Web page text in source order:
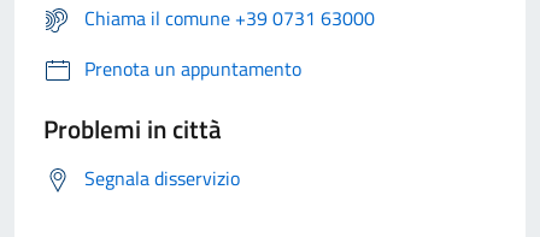
Chiama il comune +39 0731 63000
Prenota un appuntamento
Problemi in città
Segnala disservizio